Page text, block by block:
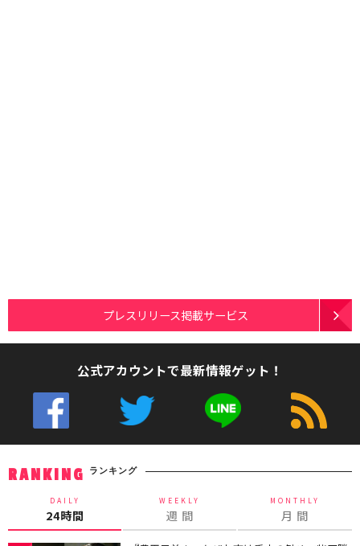
プレスリリース掲載サービス
公式アカウントで最新情報ゲット！
RANKING ランキング
DAILY
24時間
WEEKLY
週 間
MONTHLY
月 間